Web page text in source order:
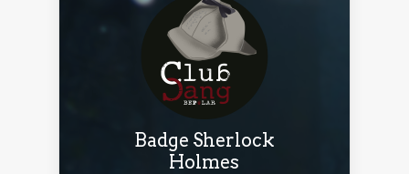
Badge Sherlock
Holmes